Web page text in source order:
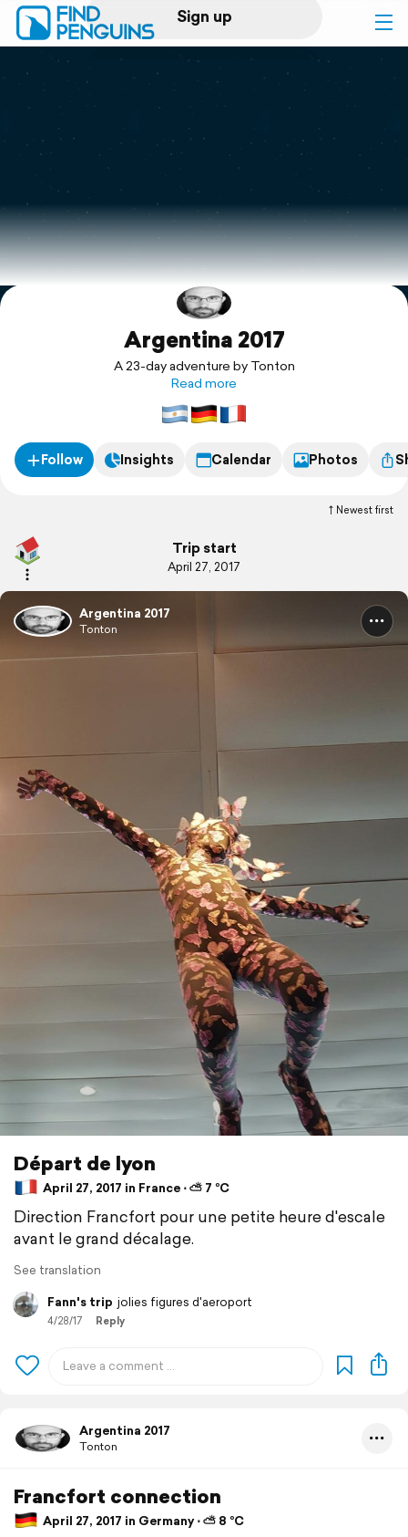
Sign up
Log in
Print a book
Flyover video
Explore
Argentina 2017
A 23-day adventure by Tonton
Read more
Follow Insights Calendar Photos
Newest first
Trip start
April 27, 2017
Argentina 2017
Tonton
Départ de lyon
April 27, 2017 in France ⋅ ⛅ 7 °C
Direction Francfort pour une petite heure d'escale
avant le grand décalage.
See translation
Fann's trip jolies figures d'aeroport
4/28/17 Reply
Argentina 2017
Tonton
Francfort connection
April 27, 2017 in Germany ⋅ ⛅ 8 °C